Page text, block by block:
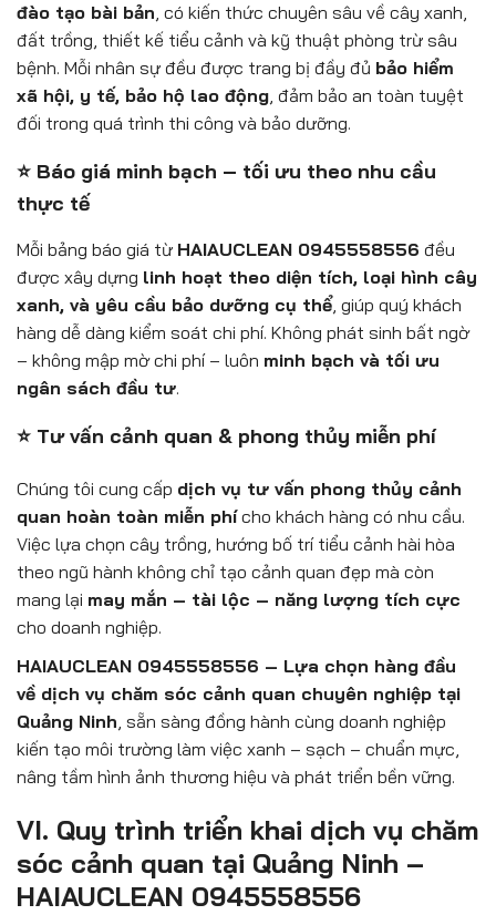
đào tạo bài bản, có kiến thức chuyên sâu về cây xanh,
đất trồng, thiết kế tiểu cảnh và kỹ thuật phòng trừ sâu
bệnh. Mỗi nhân sự đều được trang bị đầy đủ bảo hiểm
xã hội, y tế, bảo hộ lao động, đảm bảo an toàn tuyệt
đối trong quá trình thi công và bảo dưỡng.
⭐ Báo giá minh bạch – tối ưu theo nhu cầu
thực tế
Mỗi bảng báo giá từ HAIAUCLEAN 0945558556 đều
được xây dựng linh hoạt theo diện tích, loại hình cây
xanh, và yêu cầu bảo dưỡng cụ thể, giúp quý khách
hàng dễ dàng kiểm soát chi phí. Không phát sinh bất ngờ
– không mập mờ chi phí – luôn minh bạch và tối ưu
ngân sách đầu tư.
⭐ Tư vấn cảnh quan & phong thủy miễn phí
Chúng tôi cung cấp dịch vụ tư vấn phong thủy cảnh
quan hoàn toàn miễn phícho khách hàng có nhu cầu.
Việc lựa chọn cây trồng, hướng bố trí tiểu cảnh hài hòa
theo ngũ hành không chỉ tạo cảnh quan đẹp mà còn
mang lại may mắn – tài lộc – năng lượng tích cực
cho doanh nghiệp.
HAIAUCLEAN 0945558556 – Lựa chọn hàng đầu
về dịch vụ chăm sóc cảnh quan chuyên nghiệp tại
Quảng Ninh, sẵn sàng đồng hành cùng doanh nghiệp
kiến tạo môi trường làm việc xanh – sạch – chuẩn mực,
nâng tầm hình ảnh thương hiệu và phát triển bền vững.
VI. Quy trình triển khai dịch vụ chăm
sóc cảnh quan tại Quảng Ninh –
HAIAUCLEAN 0945558556